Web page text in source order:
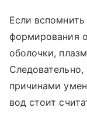
Если
формирования
оболочки,
причинами
вод стоит